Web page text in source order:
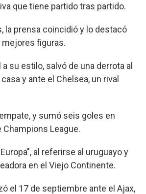
que tiene partido tras partido.
la prensa coincidió y lo destacó
mejores figuras.
a su estilo, salvó de una derrota al
y ante el Chelsea, un rival
y sumó seis goles en
League.
al referirse al uruguayo y
en el Viejo Continente.
el 17 de septiembre ante el Ajax,